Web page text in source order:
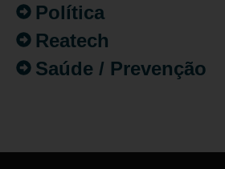
Política
Reatech
Saúde / Prevenção